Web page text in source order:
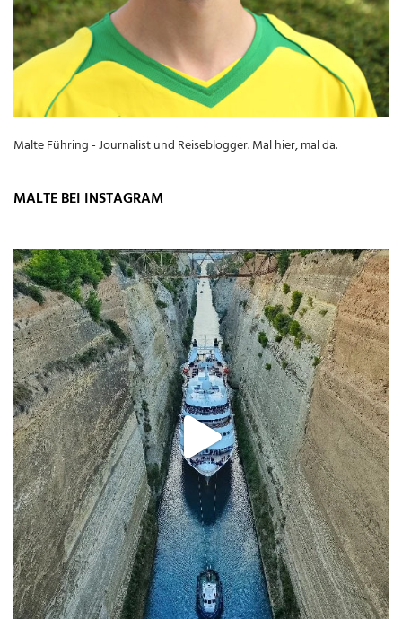
Malte Führing - Journalist und Reiseblogger. Mal hier, mal da.
MALTE BEI INSTAGRAM